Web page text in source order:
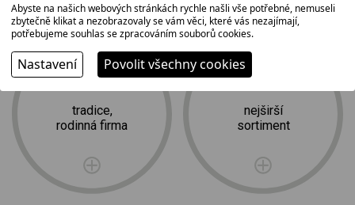
tradice,
rodinná firma
nejširší
sortiment
Abyste na našich webových stránkách rychle našli vše potřebné, nemuseli
zbytečně klikat a nezobrazovaly se vám věci, které vás nezajímají,
potřebujeme souhlas se zpracováním souborů cookies.
Nastavení Povolit všechny cookies